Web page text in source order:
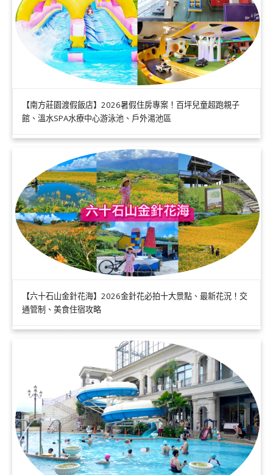
【南方莊園渡假飯店】2026暑假住房專案！百坪兒童超跑親子
館、溫水SPA水療中心游泳池、戶外湯池區
【六十石山金針花海】2026金針花必拍十大景點、最新花況！交
通管制、美食住宿攻略